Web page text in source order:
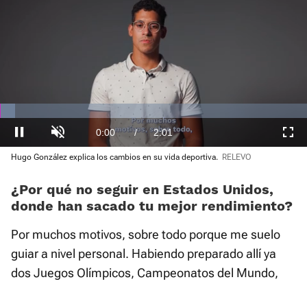
Current
Time
0:01 / Duration
2:01
Loaded
El sonido está silenciado, puedes
activarlo desde la barra de control
Hugo González explica los cambios en su vida deportiva. RELEVO
¿Por qué no seguir en Estados Unidos,
donde han sacado tu mejor rendimiento?
Por muchos motivos, sobre todo porque me suelo
guiar a nivel personal. Habiendo preparado allí ya
dos Juegos Olímpicos, Campeonatos del Mundo,